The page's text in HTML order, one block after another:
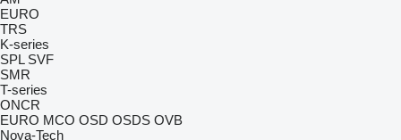
EURO
TRS
K-series
SPL SVF
SMR
T-series
ONCR
EURO MCO OSD OSDS OVB
Nova-Tech